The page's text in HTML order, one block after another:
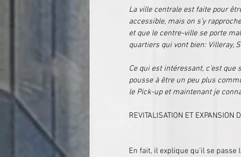
La ville centrale est faite pour
accessible, mais on s’y
et que le centre-ville se porte
quartiers qui vont bien: Villeray,
Ce qui est intéressant, c’est
pousse à être un peu plus
le Pick-up et maintenant je
REVITALISATION ET EXPANSION
En fait, il explique qu'il se passe